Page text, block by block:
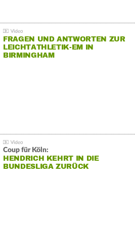
FRAGEN UND ANTWORTEN ZUR
LEICHTATHLETIK-EM IN
BIRMINGHAM
Coup für Köln:
HENDRICH KEHRT IN DIE
BUNDESLIGA ZURÜCK